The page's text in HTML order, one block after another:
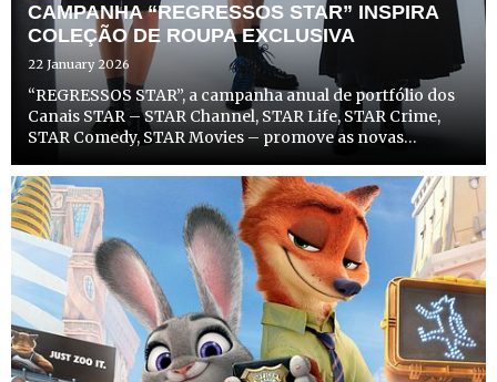
CAMPANHA “REGRESSOS STAR” INSPIRA
COLEÇÃO DE ROUPA EXCLUSIVA
22 January 2026
“REGRESSOS STAR”, a campanha anual de portfólio dos
Canais STAR – STAR Channel, STAR Life, STAR Crime,
STAR Comedy, STAR Movies – promove as novas
um toque de nostalgia modernizada, para mostrar que
aquilo que nos ...